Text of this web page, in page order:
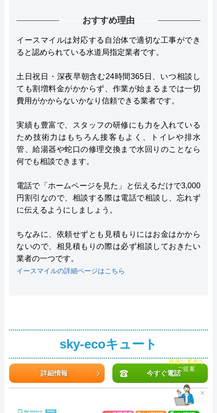
おすすめ理由
イースマイルは対応する自治体で適切な工事ができ
ると認められている水道局指定業者です。
土日祝日・深夜早朝含む24時間365日、いつ相談し
ても割増料金がかからず、作業が始まるまでは一切
費用がかからないかなり信頼できる業者です。
実績も豊富で、スタッフの研修にも力を入れている
ため技術力はもちろん接客もよく、トイレや排水
管、給湯器や蛇口の修理交換まで水回りのことなら
何でも相談できます。
電話で「ホームページを見た」と伝えるだけで3,000
円割引なので、相談する際は電話で相談し、忘れず
に伝えるようにしましょう。
ちなみに、依頼せずとも見積もりにはお金はかから
ないので、相見積もりの際は必ず相談しておきたい
業者の一つです。
イースマイルの詳細ページはこちら
sky-ecoキュート
詳細情報 今すぐ電話
×
チャット診断で
最適な業者を
ご提案